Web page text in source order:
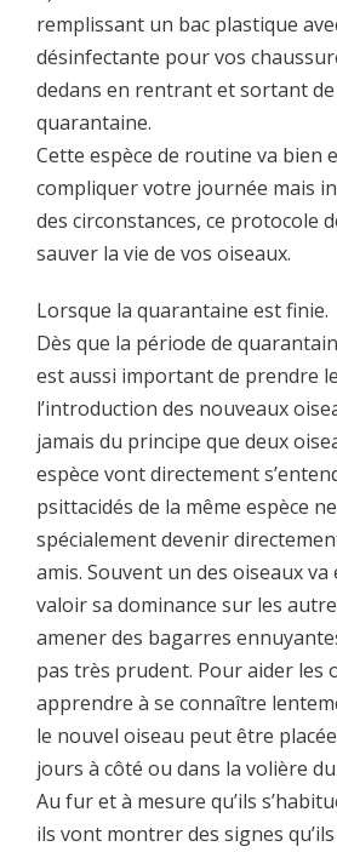
remplissant un bac plastique
désinfectante pour vos
dedans en rentrant et sortant de
quarantaine.
Cette espèce de routine va bien
compliquer votre journée mais
des circonstances, ce protocole
sauver la vie de vos oiseaux.
Lorsque la quarantaine est finie.
Dès que la période de
est aussi important de prendre
l’introduction des nouveaux
jamais du principe que deux
espèce vont directement
psittacidés de la même espèce
spécialement devenir
amis. Souvent un des oiseaux va
valoir sa dominance sur les
amener des bagarres
pas très prudent. Pour aider les
apprendre à se connaître
le nouvel oiseau peut être
jours à côté ou dans la volière
Au fur et à mesure qu’ils
ils vont montrer des signes